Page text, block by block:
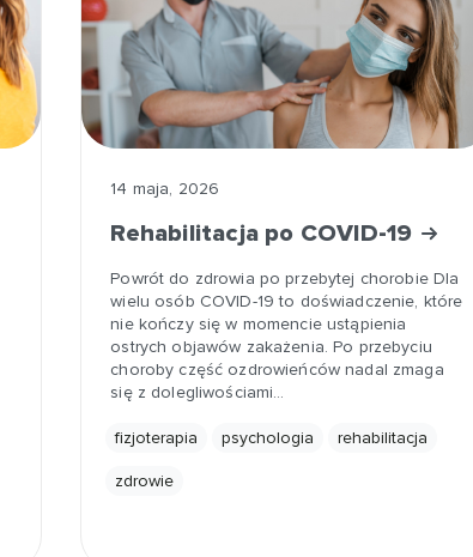
14 maja, 2026
Rehabilitacja po COVID-19
Powrót do zdrowia po przebytej chorobie Dla
wielu osób COVID-19 to doświadczenie, które
nie kończy się w momencie ustąpienia
ostrych objawów zakażenia. Po przebyciu
choroby część ozdrowieńców nadal zmaga
się z dolegliwościami…
fizjoterapia psychologia rehabilitacja
zdrowie